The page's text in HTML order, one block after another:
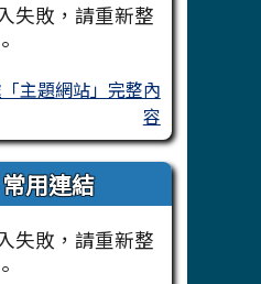
。
協會 X 台灣微軟《數位素
失敗，請重新整
主題網站」完整內
容
常用連結
失敗，請重新整